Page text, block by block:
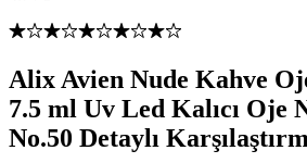
Alix Avien Nude Kahve
7.5 ml Uv Led Kalıcı Oje
No.50 Detaylı